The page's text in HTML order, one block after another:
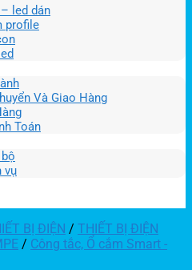
led dán
profile
Và Giao Hàng
Toán
vụ
BỊ ĐIỆN / THIẾT BỊ ĐIỆN
/ Công tắc, Ổ cắm Smart -